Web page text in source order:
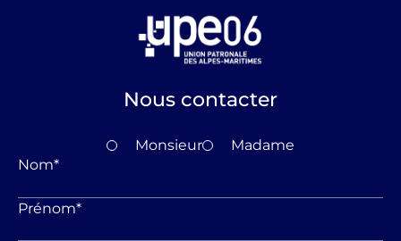
Nous contacter
Monsieur
Madame
Nom*
Prénom*